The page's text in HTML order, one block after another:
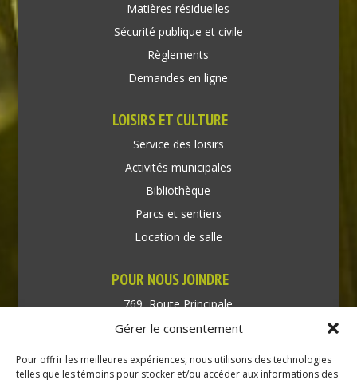
Gérer le consentement
Pour offrir les meilleures expériences, nous utilisons des technologies
telles que les témoins pour stocker et/ou accéder aux informations des
Matières résiduelles
Sécurité publique et civile
Règlements
Demandes en ligne
LOISIRS ET CULTURE
Service des loisirs
Activités municipales
Bibliothèque
Parcs et sentiers
Location de salle
POUR NOUS JOINDRE
769, Route Principale
Très-Saint-Rédempteur
Téléphone : (450) 451-5203